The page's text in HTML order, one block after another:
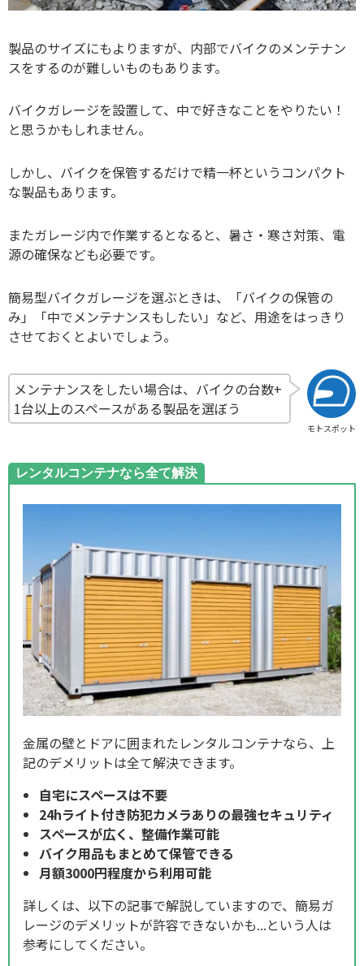
製品のサイズにもよりますが、内部でバイクのメンテナン
スをするのが難しいものもあります。
バイクガレージを設置して、中で好きなことをやりたい！
と思うかもしれません。
しかし、バイクを保管するだけで精一杯というコンパクト
な製品もあります。
またガレージ内で作業するとなると、暑さ・寒さ対策、電
源の確保なども必要です。
簡易型バイクガレージを選ぶときは、「バイクの保管の
み」「中でメンテナンスもしたい」など、用途をはっきり
させておくとよいでしょう。
モトスポット
メンテナンスをしたい場合は、バイクの台数+
1台以上のスペースがある製品を選ぼう
レンタルコンテナなら全て解決
金属の壁とドアに囲まれたレンタルコンテナなら、上
記のデメリットは全て解決できます。
自宅にスペースは不要
24hライト付き防犯カメラありの最強セキュリティ
スペースが広く、整備作業可能
バイク用品もまとめて保管できる
月額3000円程度から利用可能
詳しくは、以下の記事で解説していますので、簡易ガ
レージのデメリットが許容できないかも...という人は
参考にしてください。